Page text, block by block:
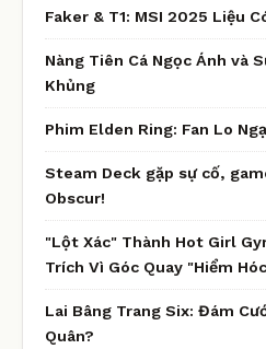
Faker & T1: MSI 2025 Liệu
Nàng Tiên Cá Ngọc Ánh và
Khủng
Phim Elden Ring: Fan Lo
Steam Deck gặp sự cố,
Obscur!
"Lột Xác" Thành Hot Girl
Trích Vì Góc Quay "Hiểm
Lai Bâng Trang Six: Đám
Quân?